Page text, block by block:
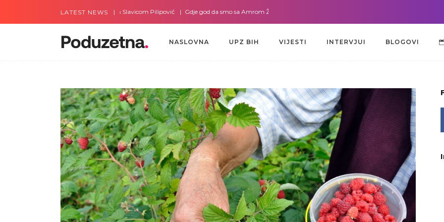
LATEST NEWS
Gdje god da smo sa Slavicom Pilipović Gdje god da smo sa Amrom Žužić-Bećirbegović
NASLOVNA UPZ BIH VIJESTI INTERVJUI BLOGOVI
NASLOVNA UPZ BIH